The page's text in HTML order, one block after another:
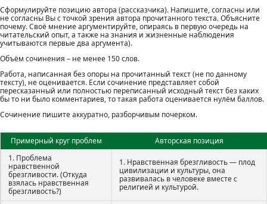
Сформулируйте позицию автора (рассказчика). Напишите, согласны или
не согласны Вы с точкой зрения автора прочитанного текста. Объясните
почему. Своё мнение аргументируйте, опираясь в первую очередь на
читательский опыт, а также на знания и жизненные наблюдения
учитываются первые два аргумента).
Объём сочинения – не менее 150 слов.
Работа, написанная без опоры на прочитанный текст (не по данному
тексту), не оценивается. Если сочинение представляет собой
пересказанный или полностью переписанный исходный текст без каких
бы то ни было комментариев, то такая работа оценивается нулём баллов.
Сочинение пишите аккуратно, разборчивым почерком.
Примерный круг проблем
Авторская позиция
1. Проблема
нравственной
брезгливости. (Откуда
взялась нравственная
брезгливость?)
1. Нравственная брезгливость — плод
цивилизации и культуры, она
развивалась в человеке вместе с
религией и культурой.